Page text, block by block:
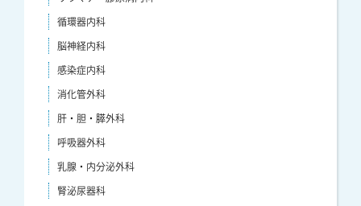
循環器内科
脳神経内科
感染症内科
消化管外科
肝・胆・膵外科
呼吸器外科
乳腺・内分泌外科
腎泌尿器科